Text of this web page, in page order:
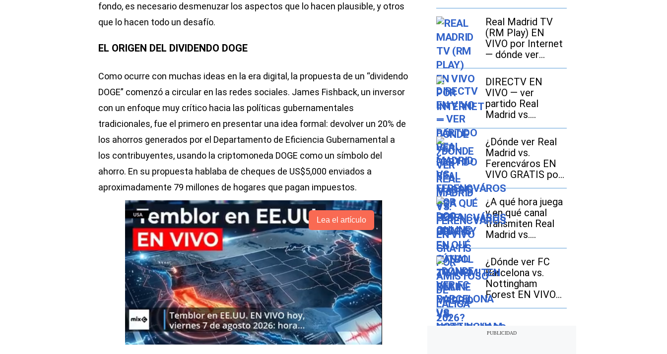
fondo, es necesario desmenuzar los aspectos que lo hacen plausible, y otros
que lo hacen todo un desafío.
EL ORIGEN DEL DIVIDENDO DOGE
Como ocurre con muchas ideas en la era digital, la propuesta de un “dividendo
DOGE” comenzó a circular en las redes sociales. James Fishback, un inversor
con un enfoque muy crítico hacia las políticas gubernamentales
tradicionales, fue el primero en presentar una idea formal: devolver un 20% de
los ahorros generados por el Departamento de Eficiencia Gubernamental a
los contribuyentes, usando la criptomoneda DOGE como un símbolo del
ahorro. En su propuesta hablaba de cheques de US$5,000 enviados a
aproximadamente 79 millones de hogares que pagan impuestos.
Lea el artículo
Real Madrid TV
(RM Play) EN
VIVO por Internet
— dónde ver
partido Real
Madrid vs.
Ferencváros
GRATIS en Fútbol
TV y Online
DIRECTV EN
VIVO — ver
partido Real
Madrid vs.
Ferencváros por
DGO Online
¿Dónde ver Real
Madrid vs.
Ferencváros EN
VIVO GRATIS por
amistoso de
LaLiga 2026?
Horarios y canales
TV
¿A qué hora juega
y en qué canal
transmiten Real
Madrid vs.
Ferencváros EN
VIVO por
amistoso 2026 en
México, Estados
Unidos y España?
¿Dónde ver FC
Barcelona vs.
Nottingham
Forest EN VIVO
EN DIRECTO por